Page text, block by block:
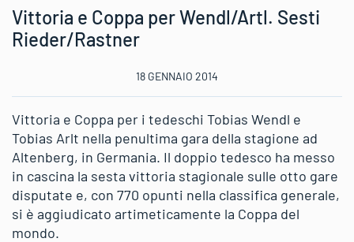
Vittoria e Coppa per Wendl/Artl. Sesti
Rieder/Rastner
18 GENNAIO 2014
Vittoria e Coppa per i tedeschi Tobias Wendl e
Tobias Arlt nella penultima gara della stagione ad
Altenberg, in Germania. Il doppio tedesco ha messo
in cascina la sesta vittoria stagionale sulle otto gare
disputate e, con 770 opunti nella classifica generale,
si è aggiudicato artimeticamente la Coppa del
mondo.